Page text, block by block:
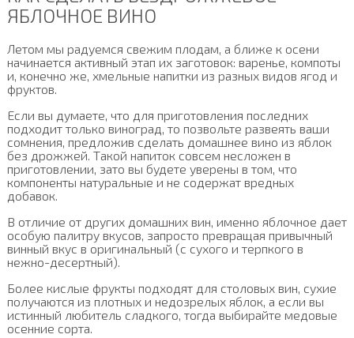
ЯБЛОЧНОЕ ВИНО
Летом мы радуемся свежим плодам, а ближе к осени
начинается активный этап их заготовок: варенье, компоты
и, конечно же, хмельные напитки из разных видов ягод и
фруктов.
Если вы думаете, что для приготовления последних
подходит только виноград, то позвольте развеять ваши
сомнения, предложив сделать домашнее вино из яблок
без дрожжей. Такой напиток совсем несложен в
приготовлении, зато вы будете уверены в том, что
компоненты натуральные и не содержат вредных
добавок.
В отличие от других домашних вин, именно яблочное дает
особую палитру вкусов, запросто превращая привычный
винный вкус в оригинальный (с сухого и терпкого в
нежно-десертный).
Более кислые фрукты подходят для столовых вин, сухие
получаются из плотных и недозрелых яблок, а если вы
истинный любитель сладкого, тогда выбирайте медовые
осенние сорта.